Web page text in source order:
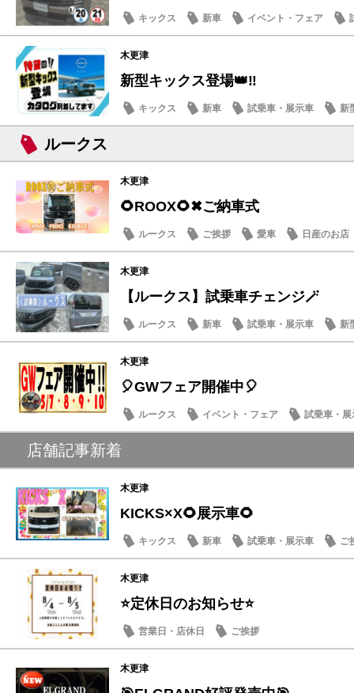
キックス 新車 イベント・フェア
木更津
新型キックス登場👑‼️
キックス 新車 試乗車・展示車 新
ルークス
木更津
🌻ROOX🌻✖ご納車式
ルークス ご挨拶 愛車 日産のお店
木更津
【ルークス】試乗車チェンジ🪄
ルークス 新車 試乗車・展示車 新
木更津
🎈GWフェア開催中🎈
ルークス イベント・フェア 試乗車・展
店舗記事新着
木更津
KICKS×X🌻展示車🌻
キックス 新車 試乗車・展示車 ご
木更津
⭐定休日のお知らせ⭐
営業日・店休日 ご挨拶
木更津